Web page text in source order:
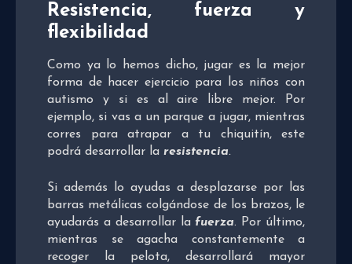
Resistencia, fuerza y
flexibilidad
Como ya lo hemos dicho, jugar es la mejor
forma de hacer ejercicio para los niños con
autismo y si es al aire libre mejor. Por
ejemplo, si vas a un parque a jugar, mientras
corres para atrapar a tu chiquitín, este
podrá desarrollar la resistencia.
Si además lo ayudas a desplazarse por las
barras metálicas colgándose de los brazos, le
ayudarás a desarrollar lafuerza. Por último,
mientras se agacha constantemente a
recoger la pelota, desarrollará mayor